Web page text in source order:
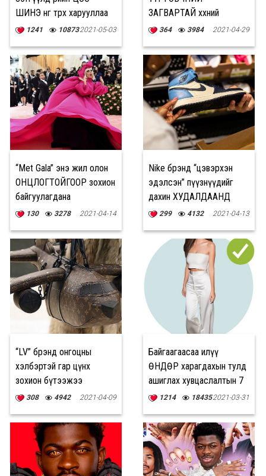
ШИНЭ өнгө төрхөө харууллаа
1241 108732021-05-03
ЗАГВАРТАЙ хөхний
даруулга худалдаанд
364 3984 2021-04-29
“Met Gala” энэ жил олон
ОНЦЛОГТОЙГООР зохион
байгуулагдана
130 3278 2021-04-14
Nike брэнд “цэвэрхэн
эдэлсэн” пүүзнүүдийг
дахин ХУДАЛДААНД
ГАРГАНА
299 4132 2021-04-13
“LV” брэнд онгоцны
хэлбэртэй гар цүнх
зохион бүтээжээ
308 4942 2021-04-09
Байгаагаасаа илүү
ӨНДӨР харагдахын тулд
ашиглах хувцаслалтын 7
заль1214 184352021-03-31